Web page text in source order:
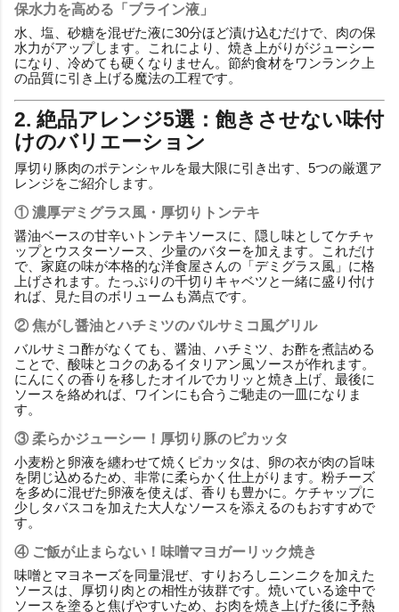
保水力を高める「ブライン液」
水、塩、砂糖を混ぜた液に30分ほど漬け込むだけで、肉の保
水力がアップします。これにより、焼き上がりがジューシー
になり、冷めても硬くなりません。節約食材をワンランク上
の品質に引き上げる魔法の工程です。
2. 絶品アレンジ5選：飽きさせない味付
けのバリエーション
厚切り豚肉のポテンシャルを最大限に引き出す、5つの厳選ア
レンジをご紹介します。
① 濃厚デミグラス風・厚切りトンテキ
醤油ベースの甘辛いトンテキソースに、隠し味としてケチャ
ップとウスターソース、少量のバターを加えます。これだけ
で、家庭の味が本格的な洋食屋さんの「デミグラス風」に格
上げされます。たっぷりの千切りキャベツと一緒に盛り付け
れば、見た目のボリュームも満点です。
② 焦がし醤油とハチミツのバルサミコ風グリル
バルサミコ酢がなくても、醤油、ハチミツ、お酢を煮詰める
ことで、酸味とコクのあるイタリアン風ソースが作れます。
にんにくの香りを移したオイルでカリッと焼き上げ、最後に
ソースを絡めれば、ワインにも合うご馳走の一皿になりま
す。
③ 柔らかジューシー！厚切り豚のピカッタ
小麦粉と卵液を纏わせて焼くピカッタは、卵の衣が肉の旨味
を閉じ込めるため、非常に柔らかく仕上がります。粉チーズ
を多めに混ぜた卵液を使えば、香りも豊かに。ケチャップに
少しタバスコを加えた大人なソースを添えるのもおすすめで
す。
④ ご飯が止まらない！味噌マヨガーリック焼き
味噌とマヨネーズを同量混ぜ、すりおろしニンニクを加えた
ソースは、厚切り肉との相性が抜群です。焼いている途中で
ソースを塗ると焦げやすいため、お肉を焼き上げた後に予熱